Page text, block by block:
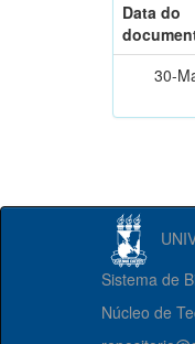
Data do
30-
Sistema de
Núcleo de